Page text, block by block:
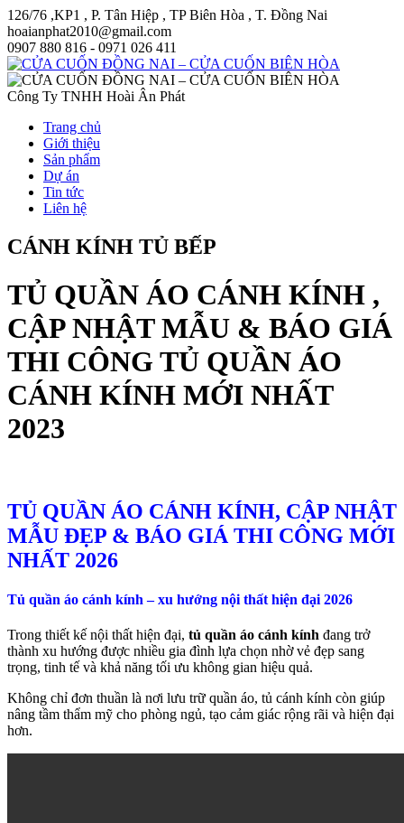
126/76 ,KP1 , P. Tân Hiệp , TP Biên Hòa , T. Đồng Nai
hoaianphat2010@gmail.com
0907 880 816 - 0971 026 411
Công Ty TNHH Hoài Ân Phát
Trang chủ
Giới thiệu
Sản phẩm
Dự án
Tin tức
Liên hệ
CÁNH KÍNH TỦ BẾP
TỦ QUẦN ÁO CÁNH KÍNH ,
CẬP NHẬT MẪU & BÁO GIÁ
THI CÔNG TỦ QUẦN ÁO
CÁNH KÍNH MỚI NHẤT
2023
TỦ QUẦN ÁO CÁNH KÍNH, CẬP NHẬT
MẪU ĐẸP & BÁO GIÁ THI CÔNG MỚI
NHẤT 2026
Tủ quần áo cánh kính – xu hướng nội thất hiện đại 2026
Trong thiết kế nội thất hiện đại, tủ quần áo cánh kính đang trở
thành xu hướng được nhiều gia đình lựa chọn nhờ vẻ đẹp sang
trọng, tinh tế và khả năng tối ưu không gian hiệu quả.
Không chỉ đơn thuần là nơi lưu trữ quần áo, tủ cánh kính còn giúp
nâng tầm thẩm mỹ cho phòng ngủ, tạo cảm giác rộng rãi và hiện đại
hơn.